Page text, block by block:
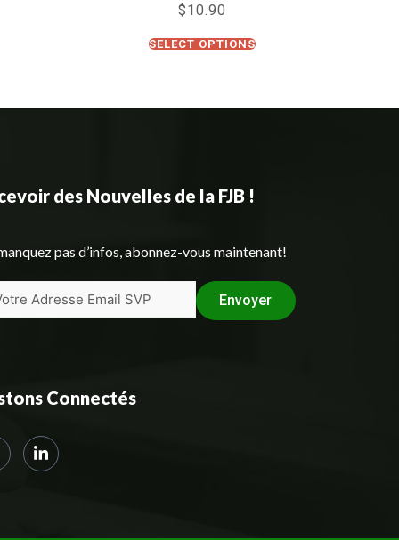
$10.90
SELECT OPTIONS
des Nouvelles de la FJB !
pas d’infos, abonnez-vous maintenant!
Envoyer
Connectés